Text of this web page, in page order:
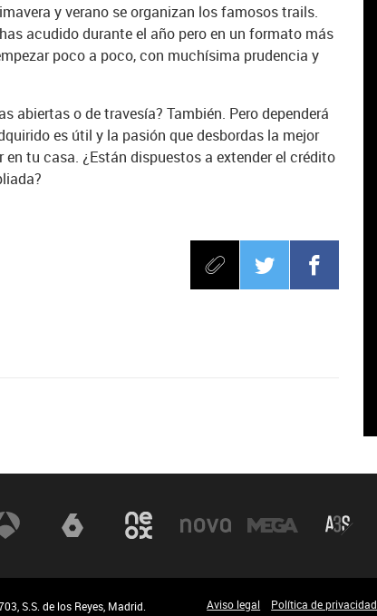
y verano se organizan los famosos trails.
acudido durante el año pero en un formato más
poco a poco, con muchísima prudencia y
abiertas o de travesía? También. Pero dependerá
es útil y la pasión que desbordas la mejor
tu casa. ¿Están dispuestos a extender el crédito
S.S. de los Reyes, Madrid.
Aviso legal Política de privacidad